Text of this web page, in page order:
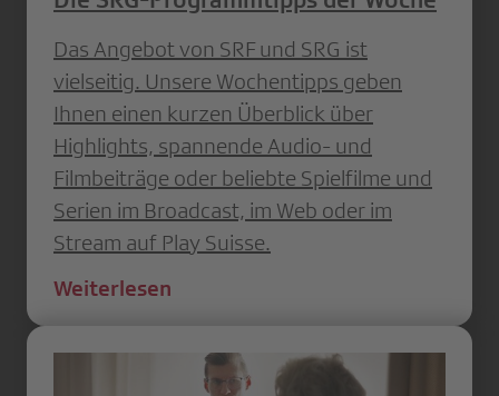
Das Angebot von SRF und SRG ist
vielseitig. Unsere Wochentipps geben
Ihnen einen kurzen Überblick über
Highlights, spannende Audio- und
Filmbeiträge oder beliebte Spielfilme und
Serien im Broadcast, im Web oder im
Stream auf Play Suisse.
Weiterlesen